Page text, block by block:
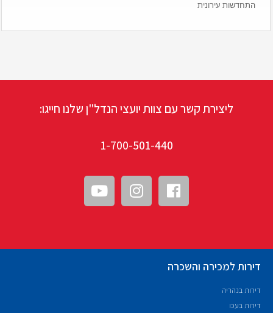
התחדשות עירונית
ליצירת קשר עם צוות יועצי הנדל"ן שלנו חייגו:
1-700-501-440
דירות למכירה והשכרה
דירות בנהריה
דירות בעכו